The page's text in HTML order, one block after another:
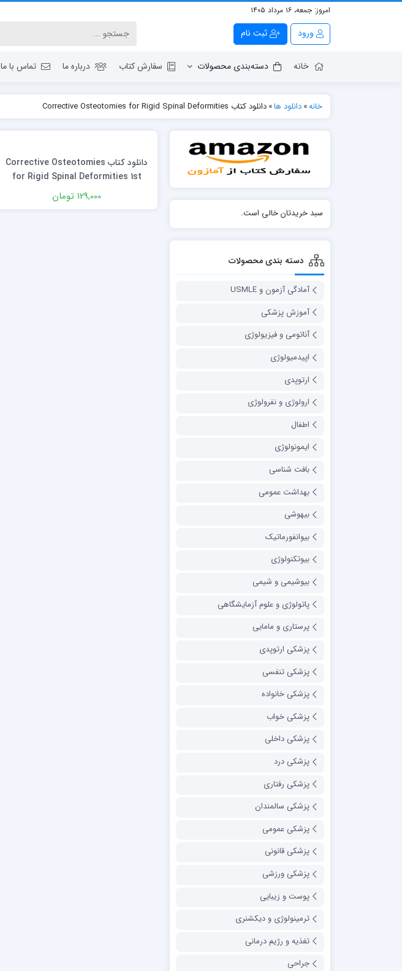
امروز: جمعه، ۱۶ مرداد ۱۴۰۵
ورود ثبت نام
خانه دسته‌بندی محصولات سفارش کتاب درباره ما تماس با ما
خانه»دانلود ها»دانلود کتاب Corrective Osteotomies for Rigid Spinal Deformities
دانلود كتاب Corrective Osteotomies
for Rigid Spinal Deformities 1st
Edition129,000 تومان
سبد خریدتان خالی است.
دسته بندی محصولات
آمادگی آزمون و USMLE
آموزش پزشکی
آناتومی و فیزیولوژی
اپیدمیولوژی
ارتوپدی
ارولوژی و نفرولوژی
اطفال
ایمونولوژی
بافت شناسی
بهداشت عمومی
بیهوشی
بیوانفورماتیک
بیوتکنولوژی
بیوشیمی و شیمی
پاتولوژی و علوم آزمایشگاهی
پرستاری و مامایی
پزشکی ارتوپدی
پزشکی تنفسی
پزشکی خانواده
پزشکی خواب
پزشکی داخلی
پزشکی درد
پزشکی رفتاری
پزشکی سالمندان
پزشکی عمومی
پزشکی قانونی
پزشکی ورزشی
پوست و زیبایی
ترمینولوژی و دیکشنری
تغذیه و رژیم درمانی
جراحی